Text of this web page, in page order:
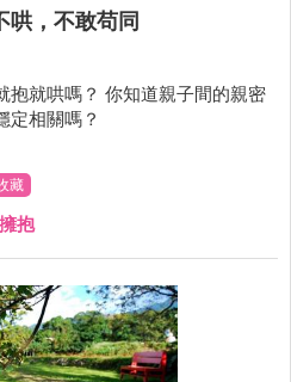
哄，不敢苟同
抱就哄嗎？ 你知道親子間的親密
定相關嗎？
藏
擁抱